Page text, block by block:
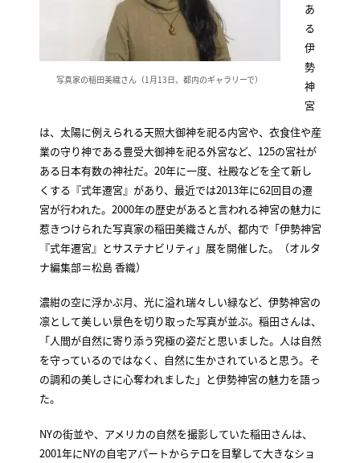
写真家の稲田美織さん（1月13日、都内のギャラリーで）
あ
る
伊
勢
神
宮
は、太陽に例えられる天照大御神を祀る内宮や、衣食住や産
業の守り神である豊受大御神を祀る外宮など、125の宮社が
ある日本有数の神社だ。20年に一度、社殿などを全て新し
くする『式年遷宮』があり、最近では2013年に62回目の遷
宮が行われた。2000年の歴史があると言われる神宮の魅力に
惹きつけられた写真家の稲田美織さんが、都内で「伊勢神宮
『式年遷宮』とサステナビリティ」展を開催した。（オルタ
ナ編集部＝松島 香織）
濃紺の空に浮かぶ月、光に溢れ瑞々しい緑など、伊勢神宮の
凛として美しい景色を切り取った写真が並ぶ。稲田さんは、
「人間が自然に寄り添う究極の姿だと思いました。人は自然
を守っているのではなく、自然に生かされていると思う。そ
の調和の美しさに心奪われました」と伊勢神宮の魅力を語っ
た。
NYの街並や、アメリカの自然を撮影していた稲田さんは、
2001年にNYの自宅アパートからテロを目撃して大きなショ